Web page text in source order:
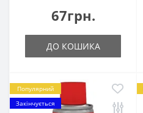
67грн.
ДО КОШИКА
Популярний
Закінчується